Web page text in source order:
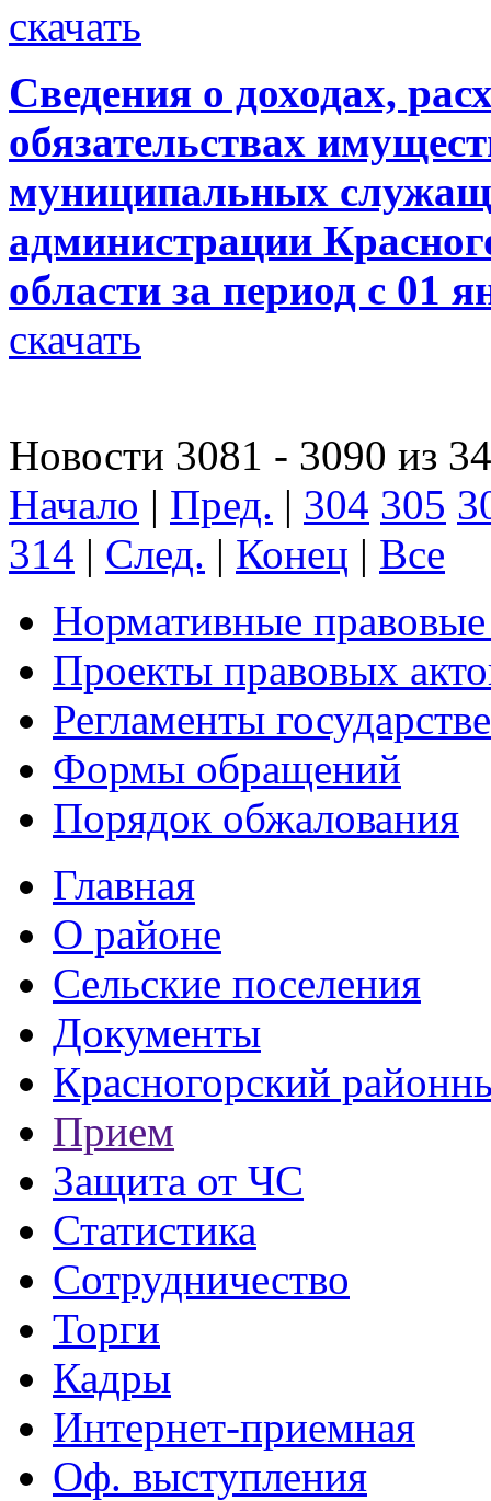
скачать
Сведения о доходах,
обязательствах
муниципальных
администрации
области за период с 01
скачать
Новости 3081 - 3090 из
Начало | Пред. | 304 305
314 | След. | Конец | Все
Нормативные
Проекты правовых
Регламенты
Формы обращений
Порядок обжалования
Главная
О районе
Сельские поселения
Документы
Красногорский
Прием
Защита от ЧС
Статистика
Сотрудничество
Торги
Кадры
Интернет-приемная
Оф. выступления